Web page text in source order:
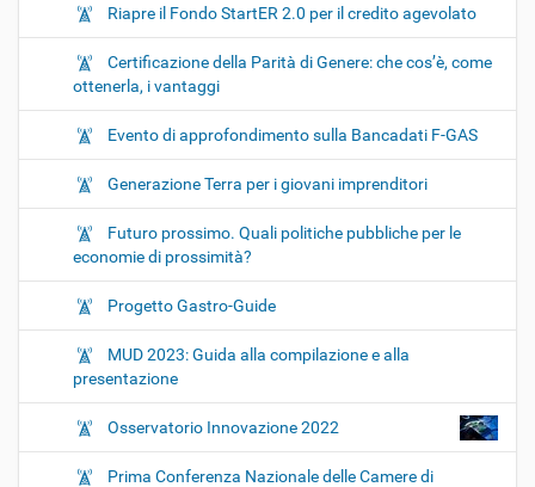
Riapre il Fondo StartER 2.0 per il credito agevolato
Certificazione della Parità di Genere: che cos’è, come
ottenerla, i vantaggi
Evento di approfondimento sulla Bancadati F-GAS
Generazione Terra per i giovani imprenditori
Futuro prossimo. Quali politiche pubbliche per le
economie di prossimità?
Progetto Gastro-Guide
MUD 2023: Guida alla compilazione e alla
presentazione
Osservatorio Innovazione 2022
Prima Conferenza Nazionale delle Camere di